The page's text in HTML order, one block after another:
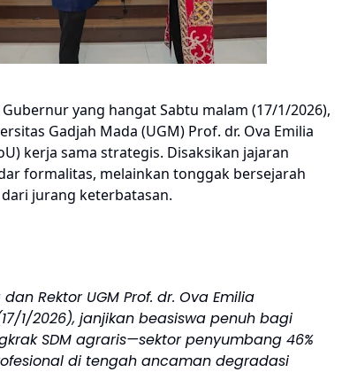
yang hangat Sabtu malam (17/1/2026),
Gadjah Mada (UGM) Prof. dr. Ova Emilia
kerja sama strategis. Disaksikan jajaran
formalitas, melainkan tonggak bersejarah
jurang keterbatasan.
Rektor UGM Prof. dr. Ova Emilia
1/2026), janjikan beasiswa penuh bagi
SDM agraris—sektor penyumbang 46%
di tengah ancaman degradasi